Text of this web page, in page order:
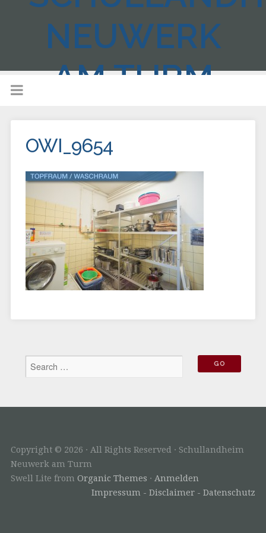
NEUWERK
AM TURM
OWI_9654
Copyright © 2026 · All Rights Reserved · Schullandheim
Neuwerk am Turm
Swell Lite from Organic Themes · Anmelden
Impressum - Disclaimer - Datenschutz